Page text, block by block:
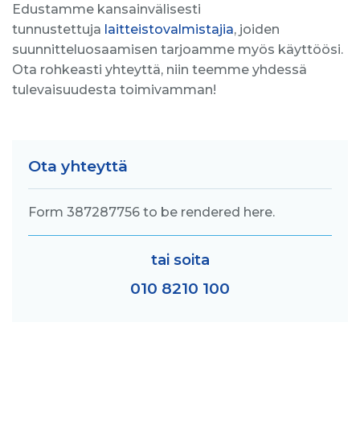
Edustamme kansainvälisesti
tunnustettuja laitteistovalmistajia, joiden
suunnitteluosaamisen tarjoamme myös käyttöösi.
Ota rohkeasti yhteyttä, niin teemme yhdessä
tulevaisuudesta toimivamman!
Ota yhteyttä
Form 387287756 to be rendered here.
tai soita
010 8210 100